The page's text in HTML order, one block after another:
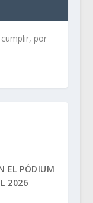
por
EL PÓDIUM
2026